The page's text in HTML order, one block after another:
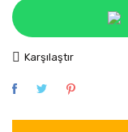
Karşılaştır